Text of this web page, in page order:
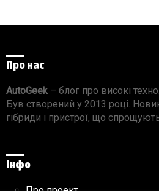
Про нас
AutoGeek– блог про високі
Був створений у 2013 році.
гібриди і пристрої, що
Інфо